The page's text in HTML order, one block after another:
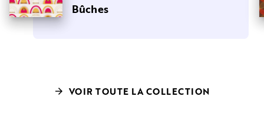
Bûches
arrow_forward VOIR TOUTE LA COLLECTION